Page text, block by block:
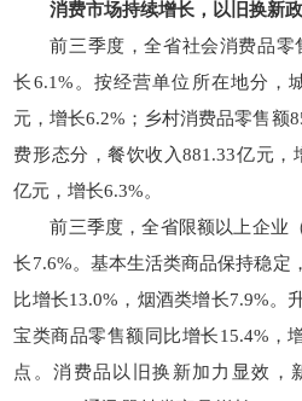
消费市场持续增长， 以旧换新
前三季度，全省社会消费品零
长6.1%。按经营单位所在地分，
元，增长6.2%；乡村消费品零售额
费形态分，餐饮收入881.33亿元，
亿元，增长6.3%。
前三季度，全省限额以上企业
长7.6%。基本生活类商品保持稳定
比增长13.0%，烟酒类增长7.9%。
宝类商品零售额同比增长15.4%，
点。消费品以旧换新加力显效，